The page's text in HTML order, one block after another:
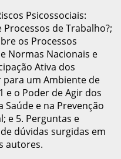
Psicossociais:
de Trabalho?;
os Processos
Normas Nacionais e
Ativa dos
um Ambiente de
e o Poder de Agir dos
e na Prevenção
e 5. Perguntas e
dúvidas surgidas em
autores.